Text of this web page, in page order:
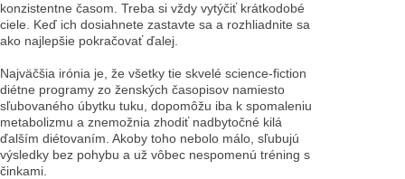
konzistentne časom. Treba si vždy vytýčiť krátkodobé
ciele. Keď ich dosiahnete zastavte sa a rozhliadnite sa
ako najlepšie pokračovať ďalej.
Najväčšia irónia je, že všetky tie skvelé science-fiction
diétne programy zo ženských časopisov namiesto
sľubovaného úbytku tuku, dopomôžu iba k spomaleniu
metabolizmu a znemožnia zhodiť nadbytočné kilá
ďalším diétovaním. Akoby toho nebolo málo, sľubujú
výsledky bez pohybu a už vôbec nespomenú tréning s
činkami.